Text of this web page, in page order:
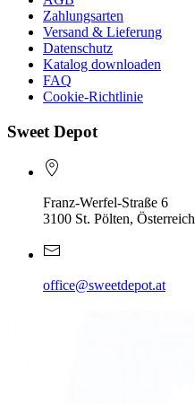
Zahlungsarten
Versand & Lieferung
Datenschutz
Katalog downloaden
FAQ
Cookie-Richtlinie
Sweet Depot
Franz-Werfel-Straße 6
3100 St. Pölten, Österreich
office@sweetdepot.at